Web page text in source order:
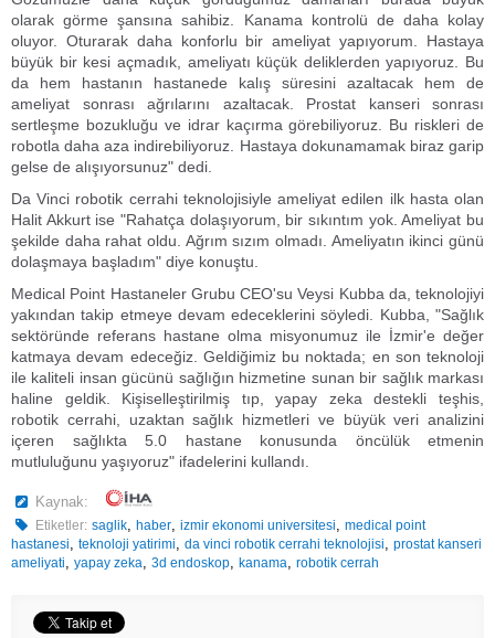
olarak görme şansına sahibiz. Kanama kontrolü de daha kolay
oluyor. Oturarak daha konforlu bir ameliyat yapıyorum. Hastaya
büyük bir kesi açmadık, ameliyatı küçük deliklerden yapıyoruz. Bu
da hem hastanın hastanede kalış süresini azaltacak hem de
ameliyat sonrası ağrılarını azaltacak. Prostat kanseri sonrası
sertleşme bozukluğu ve idrar kaçırma görebiliyoruz. Bu riskleri de
robotla daha aza indirebiliyoruz. Hastaya dokunamamak biraz garip
gelse de alışıyorsunuz" dedi.
Da Vinci robotik cerrahi teknolojisiyle ameliyat edilen ilk hasta olan
Halit Akkurt ise "Rahatça dolaşıyorum, bir sıkıntım yok. Ameliyat bu
şekilde daha rahat oldu. Ağrım sızım olmadı. Ameliyatın ikinci günü
dolaşmaya başladım" diye konuştu.
Medical Point Hastaneler Grubu CEO'su Veysi Kubba da, teknolojiyi
yakından takip etmeye devam edeceklerini söyledi. Kubba, "Sağlık
sektöründe referans hastane olma misyonumuz ile İzmir'e değer
katmaya devam edeceğiz. Geldiğimiz bu noktada; en son teknoloji
ile kaliteli insan gücünü sağlığın hizmetine sunan bir sağlık markası
haline geldik. Kişiselleştirilmiş tıp, yapay zeka destekli teşhis,
robotik cerrahi, uzaktan sağlık hizmetleri ve büyük veri analizini
içeren sağlıkta 5.0 hastane konusunda öncülük etmenin
mutluluğunu yaşıyoruz" ifadelerini kullandı.
Kaynak:
Etiketler: saglik,haber,izmir ekonomi universitesi,medical point
hastanesi, teknoloji yatirimi, da vinci robotik cerrahi teknolojisi, prostat kanseri
ameliyati, yapay zeka, 3d endoskop, kanama, robotik cerrah